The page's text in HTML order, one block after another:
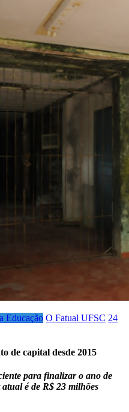
Educação O Fatual UFSC 24
de capital desde 2015
para finalizar o ano de
é de R$ 23 milhões